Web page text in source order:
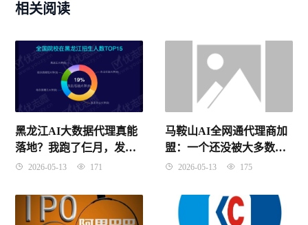
相关阅读
黑龙江AI大数据代理真能
落地？我跑了仨月，发现
水挺深！
2026-05-13 171
马鞍山AI全网通代理商加
盟：一个还没被大多数人
发现的好机会！
2026-05-13 175